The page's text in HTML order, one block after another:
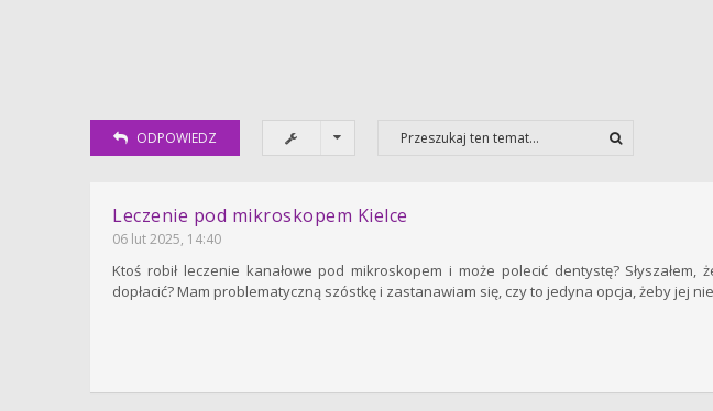
ODPOWIEDZ
Leczenie pod mikroskopem Kielce
06 lut 2025, 14:40
Ktoś robił leczenie kanałowe pod mikroskopem i może polecić dentystę?
dopłacić? Mam problematyczną szóstkę i zastanawiam się, czy to jedyna opcja, żeby jej